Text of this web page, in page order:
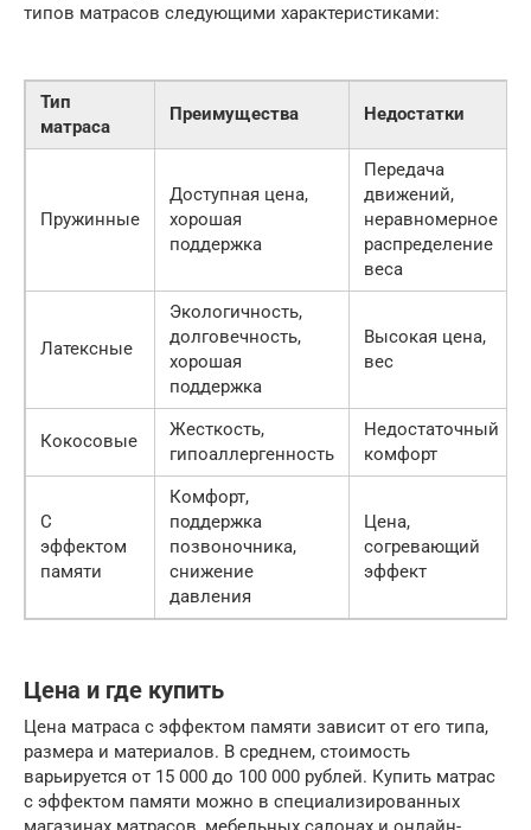
типов матрасов следующими характеристиками:
Тип
матраса
Преимущества Недостатки
Пружинные
Доступная цена,
хорошая
поддержка
Передача
движений,
неравномерное
распределение
веса
Латексные
Экологичность,
долговечность,
хорошая
поддержка
Высокая цена,
вес
Кокосовые
Жесткость,
гипоаллергенность
Недостаточный
комфорт
С
эффектом
памяти
Комфорт,
поддержка
позвоночника,
снижение
давления
Цена,
согревающий
эффект
Цена и где купить
Цена матраса с эффектом памяти зависит от его типа,
размера и материалов. В среднем, стоимость
варьируется от 15 000 до 100 000 рублей. Купить матрас
с эффектом памяти можно в специализированных